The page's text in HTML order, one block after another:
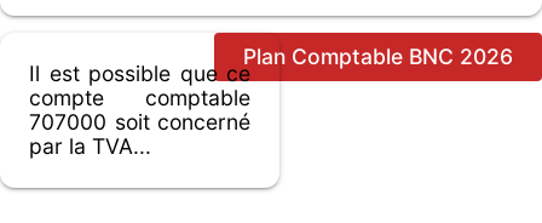
Plan Comptable BNC 2026
Il est possible que ce
compte comptable
707000 soit concerné
par la TVA...